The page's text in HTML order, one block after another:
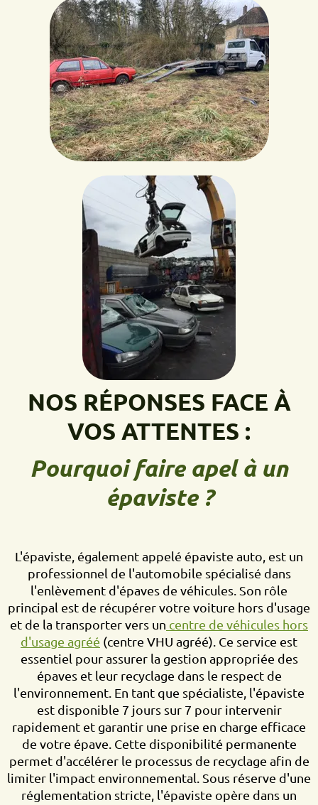
NOS RÉPONSES FACE À
VOS ATTENTES :
Pourquoi faire apel à un
épaviste ?
L'épaviste, également appelé épaviste auto, est un
professionnel de l'automobile spécialisé dans
l'enlèvement d'épaves de véhicules. Son rôle
principal est de récupérer votre voiture hors d'usage
et de la transporter vers un centre de véhicules hors
d'usage agréé (centre VHU agréé). Ce service est
essentiel pour assurer la gestion appropriée des
épaves et leur recyclage dans le respect de
l'environnement. En tant que spécialiste, l'épaviste
est disponible 7 jours sur 7 pour intervenir
rapidement et garantir une prise en charge efficace
de votre épave. Cette disponibilité permanente
permet d'accélérer le processus de recyclage afin de
limiter l'impact environnemental. Sous réserve d'une
réglementation stricte, l'épaviste opère dans un